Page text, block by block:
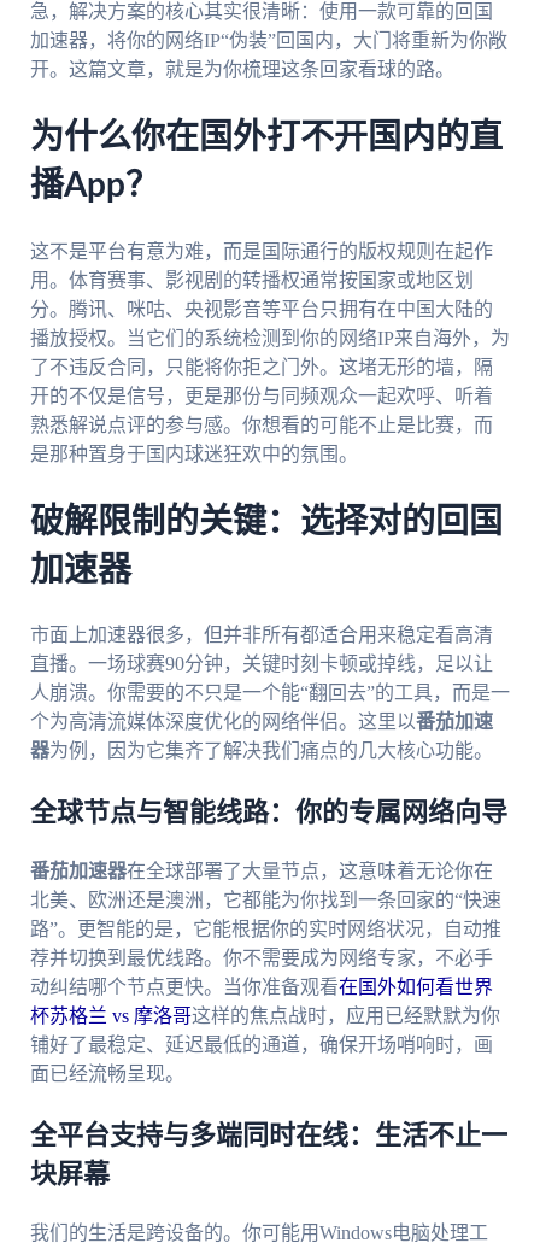
急，解决方案的核心其实很清晰：使用一款可靠的回国
加速器，将你的网络IP“伪装”回国内，大门将重新为你敞
开。这篇文章，就是为你梳理这条回家看球的路。
为什么你在国外打不开国内的直
播App？
这不是平台有意为难，而是国际通行的版权规则在起作
用。体育赛事、影视剧的转播权通常按国家或地区划
分。腾讯、咪咕、央视影音等平台只拥有在中国大陆的
播放授权。当它们的系统检测到你的网络IP来自海外，为
了不违反合同，只能将你拒之门外。这堵无形的墙，隔
开的不仅是信号，更是那份与同频观众一起欢呼、听着
熟悉解说点评的参与感。你想看的可能不止是比赛，而
是那种置身于国内球迷狂欢中的氛围。
破解限制的关键：选择对的回国
加速器
市面上加速器很多，但并非所有都适合用来稳定看高清
直播。一场球赛90分钟，关键时刻卡顿或掉线，足以让
人崩溃。你需要的不只是一个能“翻回去”的工具，而是一
个为高清流媒体深度优化的网络伴侣。这里以番茄加速
器为例，因为它集齐了解决我们痛点的几大核心功能。
全球节点与智能线路：你的专属网络向导
番茄加速器在全球部署了大量节点，这意味着无论你在
北美、欧洲还是澳洲，它都能为你找到一条回家的“快速
路”。更智能的是，它能根据你的实时网络状况，自动推
荐并切换到最优线路。你不需要成为网络专家，不必手
动纠结哪个节点更快。当你准备观看在国外如何看世界
杯苏格兰 vs 摩洛哥这样的焦点战时，应用已经默默为你
铺好了最稳定、延迟最低的通道，确保开场哨响时，画
面已经流畅呈现。
全平台支持与多端同时在线：生活不止一
块屏幕
我们的生活是跨设备的。你可能用Windows电脑处理工